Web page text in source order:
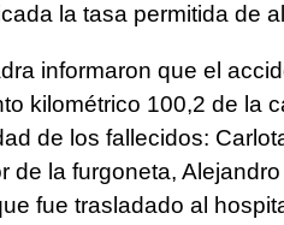
la tasa permitida de
informaron que el
kilométrico 100,2 de la
de los fallecidos:
de la furgoneta,
fue trasladado al